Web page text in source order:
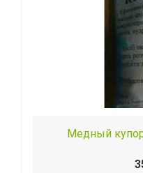
Медный